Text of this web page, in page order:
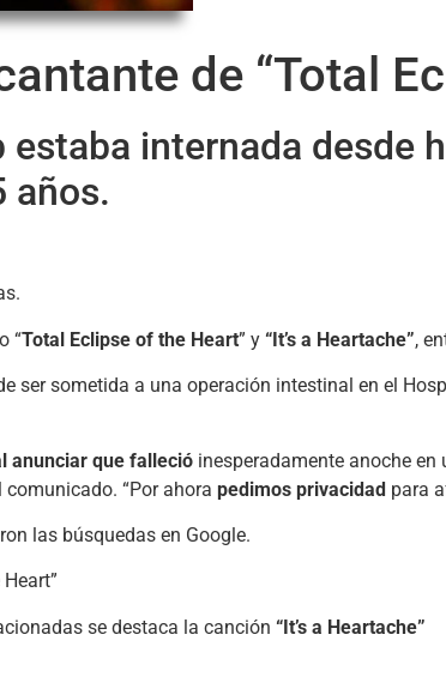
de “Total
internada desde
años.
“Total Eclipse of the Heart” y “It’s a Heartache”,
ser sometida a una operación intestinal en el
anunciar que falleció inesperadamente anoche
“Por ahora pedimos privacidad para
las búsquedas en Google.
se destaca la canción “It’s a Heartache”